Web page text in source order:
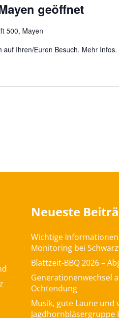
geöffnet
500, Mayen
auf Ihren/Euren Besuch. Mehr Infos.
Neueste
Wichtige Informationen
Monitoring bei
Blattzeit-BBQ 2026 –
Generationenwechsel
Ochtendung
Musik, gute Laune und
Jagdhornbläsergruppe